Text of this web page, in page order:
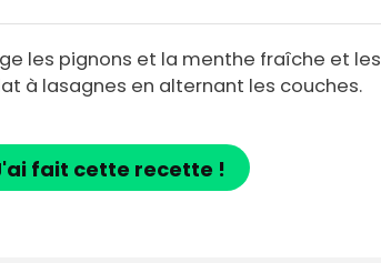
les pignons et la menthe fraîche et les
à lasagnes en alternant les couches.
fait cette recette !